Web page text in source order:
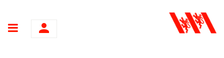
Hauptnavigation